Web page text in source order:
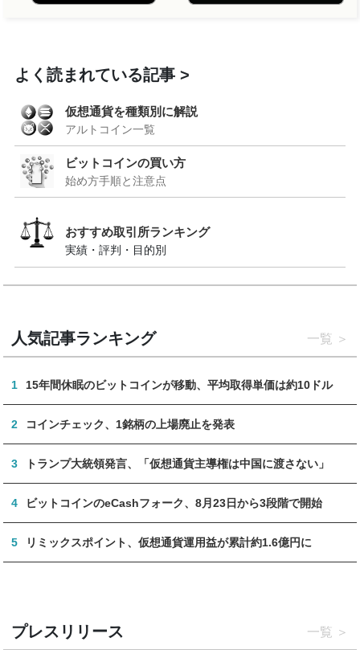
よく読まれている記事
仮想通貨を種類別に解説
アルトコイン一覧
ビットコインの買い方
始め方手順と注意点
おすすめ取引所ランキング
実績・評判・目的別
人気記事ランキング 一覧
1 15年間休眠のビットコインが移動、平均取得単価は約10ドル
2 コインチェック、1銘柄の上場廃止を発表
3 トランプ大統領発言、「仮想通貨主導権は中国に渡さない」
4 ビットコインのeCashフォーク、8月23日から3段階で開始
5 リミックスポイント、仮想通貨運用益が累計約1.6億円に
プレスリリース 一覧